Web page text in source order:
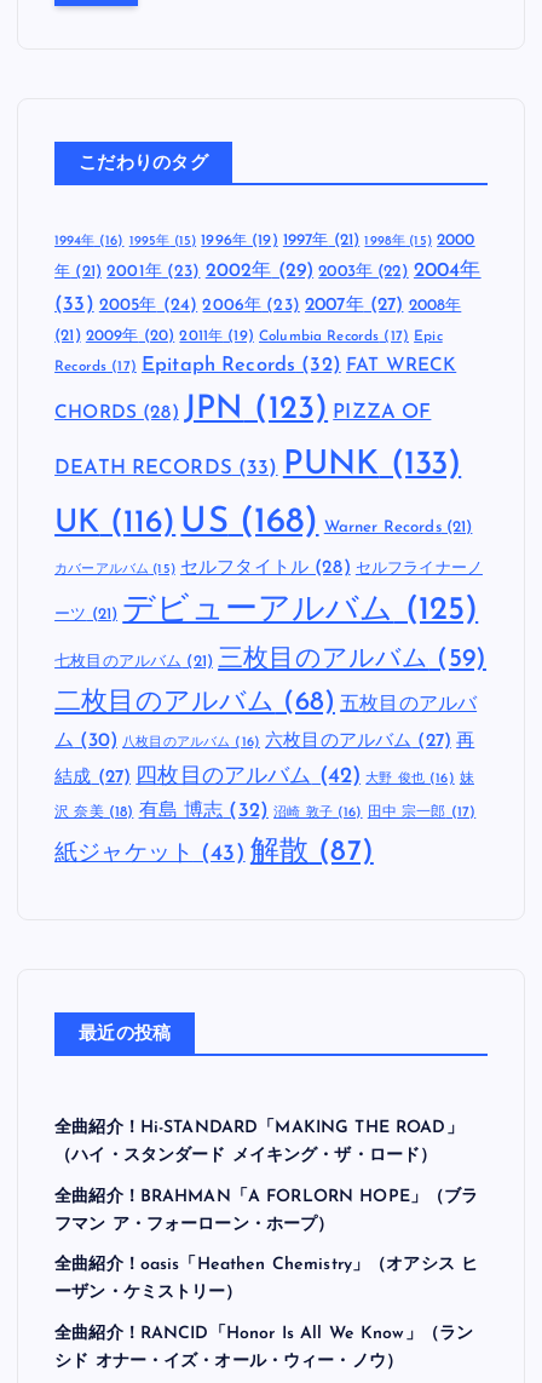
こだわりのタグ
1994年(16) 1995年 (15) 1996年(19) 1997年 (21) 1998年 (15) 2000
年 (21) 2001年(23) 2002年 (29) 2003年 (22) 2004年
(33) 2005年 (24) 2006年 (23) 2007年(27) 2008年
(21) 2009年 (20) 2011年 (19) Columbia Records (17) Epic
Records (17) Epitaph Records (32) FAT WRECK
CHORDS (28) JPN (123) PIZZA OF
DEATH RECORDS (33) PUNK (133)
UK (116) US (168) Warner Records(21)
カバーアルバム (15) セルフタイトル(28) セルフライナーノ
ーツ (21) デビューアルバム (125)
七枚目のアルバム (21) 三枚目のアルバム (59)
二枚目のアルバム (68) 五枚目のアルバ
ム (30) 八枚目のアルバム (16) 六枚目のアルバム (27) 再
結成 (27) 四枚目のアルバム (42) 大野 俊也(16) 妹
沢 奈美(18) 有島 博志 (32) 沼崎 敦子(16) 田中 宗一郎 (17)
紙ジャケット (43) 解散 (87)
最近の投稿
全曲紹介！Hi-STANDARD「MAKING THE ROAD」
（ハイ・スタンダード メイキング・ザ・ロード）
全曲紹介！BRAHMAN「A FORLORN HOPE」（ブラ
フマン ア・フォーローン・ホープ）
全曲紹介！oasis「Heathen Chemistry」（オアシス ヒ
ーザン・ケミストリー）
全曲紹介！RANCID「Honor Is All We Know」（ラン
シド オナー・イズ・オール・ウィー・ノウ）